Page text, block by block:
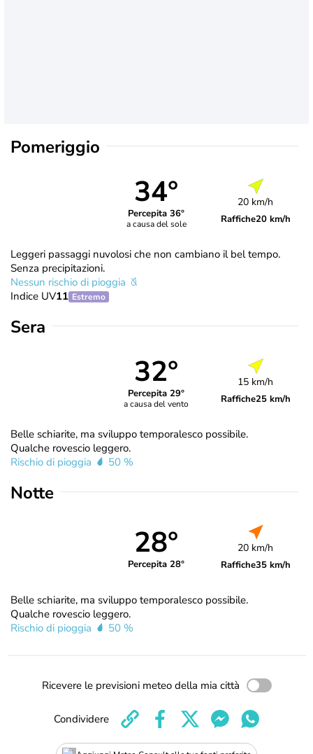
Pomeriggio
34°
Percepita 36°
a causa del sole
20 km/h
Raffiche20 km/h
Leggeri passaggi nuvolosi che non cambiano il bel tempo.
Senza precipitazioni.
Nessun rischio di pioggia
Indice UV11 Estremo
Sera
32°
Percepita 29°
a causa del vento
15 km/h
Raffiche25 km/h
Belle schiarite, ma sviluppo temporalesco possibile.
Qualche rovescio leggero.
Rischio di pioggia
50 %
Notte
28°
Percepita 28°
20 km/h
Raffiche35 km/h
Belle schiarite, ma sviluppo temporalesco possibile.
Qualche rovescio leggero.
Rischio di pioggia
50 %
Ricevere le previsioni meteo della mia città
Condividere